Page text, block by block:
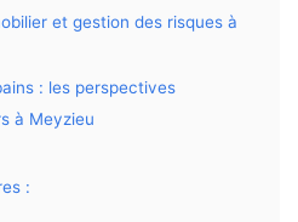
et gestion des risques à
: les perspectives
à Meyzieu
: